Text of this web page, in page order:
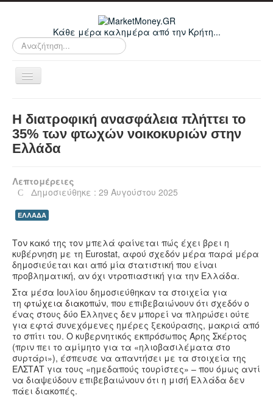
Κάθε μέρα καλημέρα από την Κρήτη...
Αναζήτηση...
Εναλλαγή
Οικονομικά
Κρήτη
Ε.Ε.
Κόσμος
Τεχνολογία
Υγεία
Πολιτισμός
Αθλητικά
Βίντεο
Συνταγές
Η διατροφική ανασφάλεια πλήττει το
35% των φτωχών νοικοκυριών στην
Ελλάδα
Λεπτομέρειες
Δημοσιεύθηκε : 29 Αυγούστου 2025
ΕΛΛΑΔΑ
Τον κακό της τον μπελά φαίνεται πώς έχει βρει η
κυβέρνηση με τη Eurostat, αφού σχεδόν μέρα παρά μέρα
δημοσιεύεται και από μία στατιστική που είναι
προβληματική, αν όχι ντροπιαστική για την Ελλάδα.
Στα μέσα Ιουλίου δημοσιεύθηκαν τα στοιχεία για
τη φτώχεια διακοπών, που επιβεβαιώνουν ότι σχεδόν ο
ένας στους δύο Έλληνες δεν μπορεί να πληρώσει ούτε
για εφτά συνεχόμενες ημέρες ξεκούρασης, μακριά από
το σπίτι του. Ο κυβερνητικός εκπρόσωπος Άρης Σκέρτος
(πριν πει το αμίμητο για τα «ηλιοβασιλέματα στο
συρτάρι»), έσπευσε να απαντήσει με τα στοιχεία της
ΕΛΣΤΑΤ για τους «ημεδαπούς τουρίστες» – που όμως αντί
να διαψεύδουν επιβεβαιώνουν ότι η μισή Ελλάδα δεν
πάει διακοπές.